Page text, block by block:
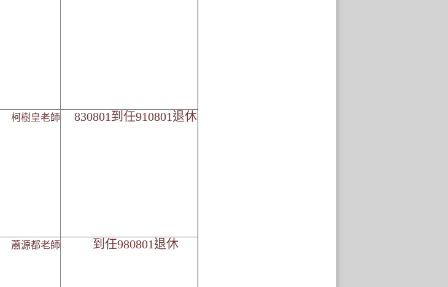
柯樹皇老師 830801到任910801退休
蕭源都老師 到任980801退休